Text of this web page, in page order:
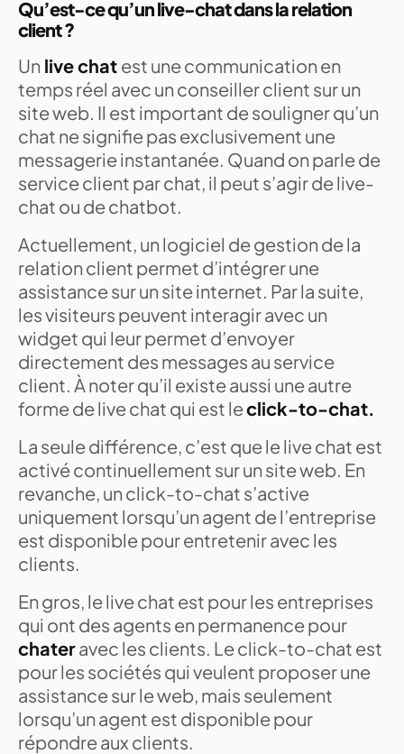
Qu’est-ce qu’un live-chat dans la relation
client ?
Un live chat est une communication en
temps réel avec un conseiller client sur un
site web. Il est important de souligner qu’un
chat ne signifie pas exclusivement une
messagerie instantanée. Quand on parle de
service client par chat, il peut s’agir de live-
chat ou de chatbot.
Actuellement, un logiciel de gestion de la
relation client permet d’intégrer une
assistance sur un site internet. Par la suite,
les visiteurs peuvent interagir avec un
widget qui leur permet d’envoyer
directement des messages au service
client. À noter qu’il existe aussi une autre
forme de live chat qui est leclick-to-chat.
La seule différence, c’est que le live chat est
activé continuellement sur un site web. En
revanche, un click-to-chat s’active
uniquement lorsqu’un agent de l’entreprise
est disponible pour entretenir avec les
clients.
En gros, le live chat est pour les entreprises
qui ont des agents en permanence pour
chateravec les clients. Le click-to-chat est
pour les sociétés qui veulent proposer une
assistance sur le web, mais seulement
lorsqu’un agent est disponible pour
répondre aux clients.